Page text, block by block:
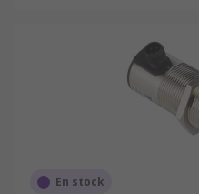
En stock